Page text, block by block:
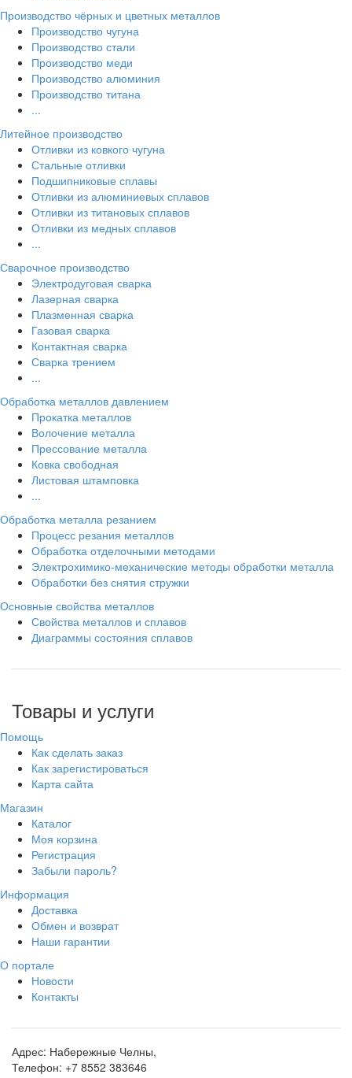
Производство чёрных и цветных металлов
Производство чугуна
Производство стали
Производство меди
Производство алюминия
Производство титана
...
Литейное производство
Отливки из ковкого чугуна
Стальные отливки
Подшипниковые сплавы
Отливки из алюминиевых сплавов
Отливки из титановых сплавов
Отливки из медных сплавов
...
Сварочное производство
Электродуговая сварка
Лазерная сварка
Плазменная сварка
Газовая сварка
Контактная сварка
Сварка трением
...
Обработка металлов давлением
Прокатка металлов
Волочение металла
Прессование металла
Ковка свободная
Листовая штамповка
...
Обработка металла резанием
Процесс резания металлов
Обработка отделочными методами
Электрохимико-механические методы обработки металла
Обработки без снятия стружки
Основные свойства металлов
Свойства металлов и сплавов
Диаграммы состояния сплавов
Товары и услуги
Помощь
Как сделать заказ
Как зарегистироваться
Карта сайта
Магазин
Каталог
Моя корзина
Регистрация
Забыли пароль?
Информация
Доставка
Обмен и возврат
Наши гарантии
О портале
Новости
Контакты
Адрес: Набережные Челны,
Телефон: +7 8552 383646